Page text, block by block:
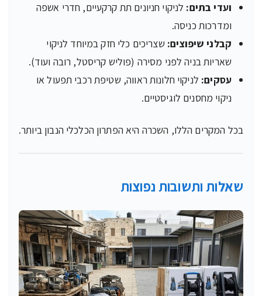
ועדי בתים: לניקוי חניונים תת קרקעיים, חדרי אשפה
ומדרכות כניסה.
קבלני שיפוצים: שצריכים כלי חזק במיוחד לניקוי
שאריות בניה לפני מסירה (פוליש קריסטל, רובה ועוד).
עסקים: לניקוי חלונות ראווה, שטיפת רכבי תפעול או
ניקוי מחסנים לוגיסטיים.
בכל המקרים הללו, השכרה היא הפתרון הכלכלי הנבון ביותר.
שאלות ותשובות נפוצות